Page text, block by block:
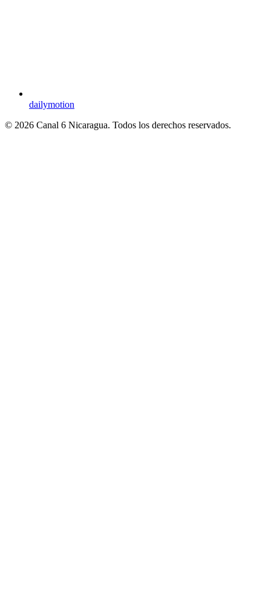
dailymotion
© 2026 Canal 6 Nicaragua. Todos los derechos reservados.